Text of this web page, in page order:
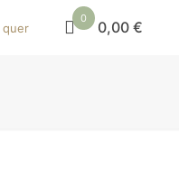
0 0,00 €